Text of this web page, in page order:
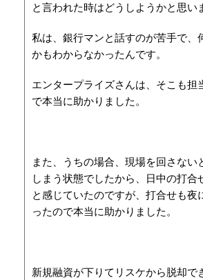
と言われた時はどうしようかと思い
私は、銀行マンと話すのが苦手で、
かもわからなかったんです。
エンタープライズさんは、そこも担
で本当に助かりました。
また、うちの場合、現場を回さない
しまう状態でしたから、日中の打合
と感じていたのですが、打合せも夜
ったので本当に助かりました。
新規融資が下りてリスケから脱却で